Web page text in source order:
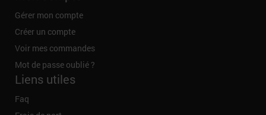
Gérer mon compte
Créer un compte
Voir mes commandes
Mot de passe oublié ?
Liens utiles
Faq